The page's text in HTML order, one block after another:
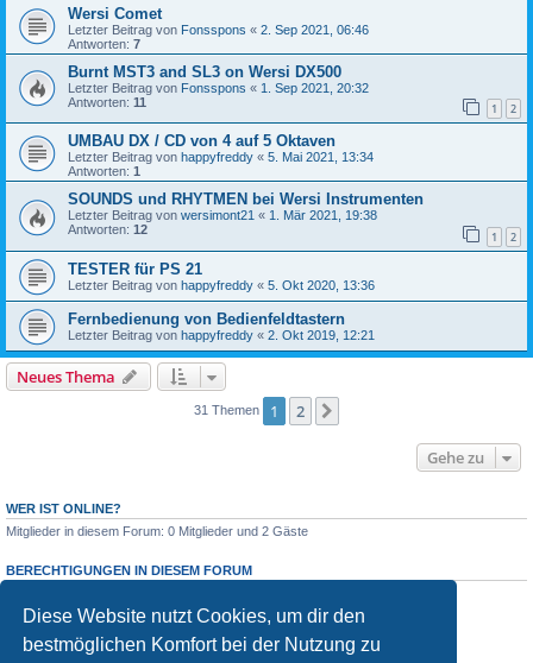
Diese Website nutzt Cookies, um dir den
bestmöglichen Komfort bei der Nutzung zu
Wersi Comet
Letzter Beitrag von Fonsspons « 2. Sep 2021, 06:46
Antworten: 7
Burnt MST3 and SL3 on Wersi DX500
Letzter Beitrag von Fonsspons « 1. Sep 2021, 20:32
Antworten: 11 1 2
UMBAU DX / CD von 4 auf 5 Oktaven
Letzter Beitrag von happyfreddy « 5. Mai 2021, 13:34
Antworten: 1
SOUNDS und RHYTMEN bei Wersi Instrumenten
Letzter Beitrag von wersimont21 « 1. Mär 2021, 19:38
Antworten: 12 1 2
TESTER für PS 21
Letzter Beitrag von happyfreddy « 5. Okt 2020, 13:36
Fernbedienung von Bedienfeldtastern
Letzter Beitrag von happyfreddy « 2. Okt 2019, 12:21
Neues Thema
31 Themen 1 2
Gehe zu
WER IST ONLINE?
Mitglieder in diesem Forum: 0 Mitglieder und 2 Gäste
BERECHTIGUNGEN IN DIESEM FORUM
Du darfst keineAntworten zu Themen in diesem Forum erstellen.
Du darfst deine Beiträge in diesem Forumnichtändern.
Du darfst deine Beiträge in diesem Forum nicht löschen.
keine